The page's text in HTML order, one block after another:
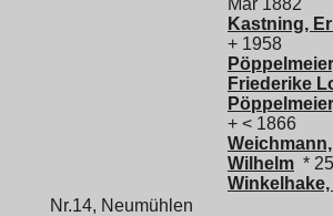
Mär 1882
Kastning,
+ 1958
Friederike
+ < 1866
Wilhelm *
Nr.14, Neumühlen